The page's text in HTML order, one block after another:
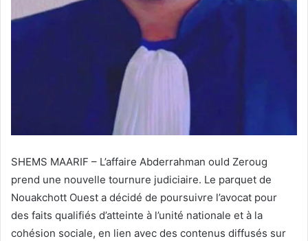
SHEMS MAARIF – L’affaire Abderrahman ould Zeroug
prend une nouvelle tournure judiciaire. Le parquet de
Nouakchott Ouest a décidé de poursuivre l’avocat pour
des faits qualifiés d’atteinte à l’unité nationale et à la
cohésion sociale, en lien avec des contenus diffusés sur